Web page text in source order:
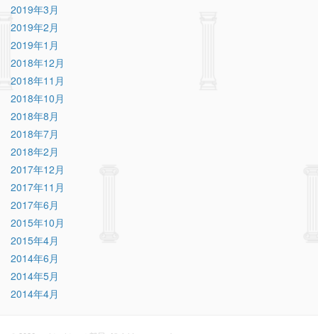
2019年3月
2019年2月
2019年1月
2018年12月
2018年11月
2018年10月
2018年8月
2018年7月
2018年2月
2017年12月
2017年11月
2017年6月
2015年10月
2015年4月
2014年6月
2014年5月
2014年4月